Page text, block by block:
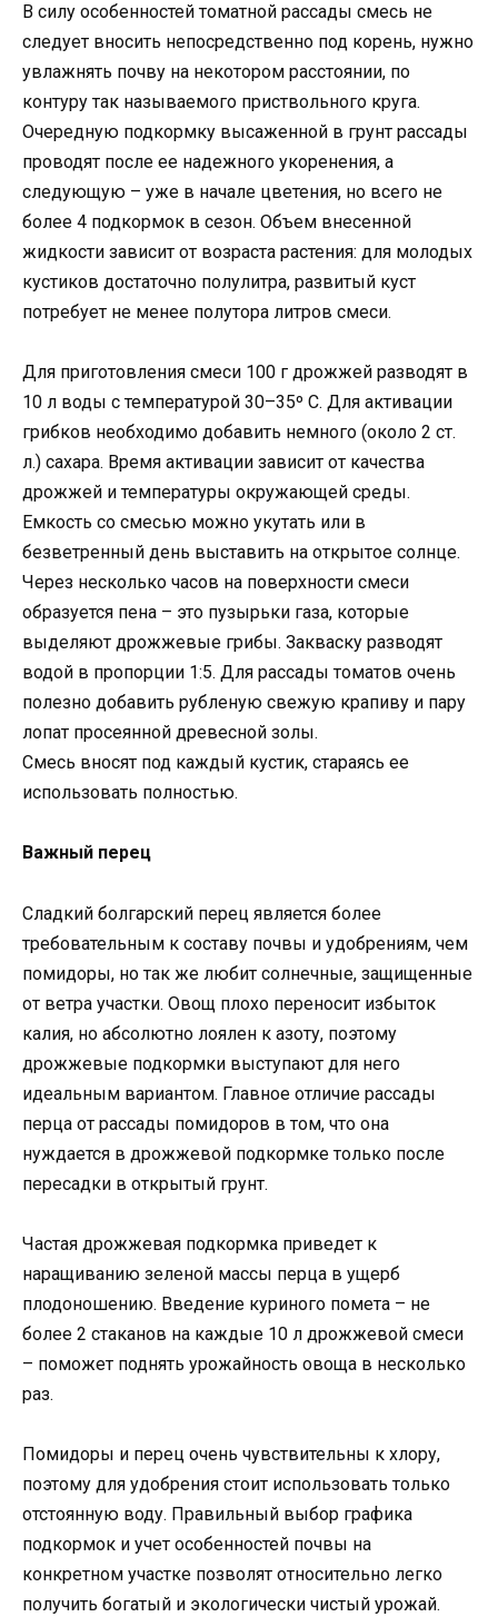
В силу особенностей томатной рассады смесь не
следует вносить непосредственно под корень, нужно
увлажнять почву на некотором расстоянии, по
контуру так называемого приствольного круга.
Очередную подкормку высаженной в грунт рассады
проводят после ее надежного укоренения, а
следующую – уже в начале цветения, но всего не
более 4 подкормок в сезон. Объем внесенной
жидкости зависит от возраста растения: для молодых
кустиков достаточно полулитра, развитый куст
потребует не менее полутора литров смеси.
Для приготовления смеси 100 г дрожжей разводят в
10 л воды с температурой 30–35º C. Для активации
грибков необходимо добавить немного (около 2 ст.
л.) сахара. Время активации зависит от качества
дрожжей и температуры окружающей среды.
Емкость со смесью можно укутать или в
безветренный день выставить на открытое солнце.
Через несколько часов на поверхности смеси
образуется пена – это пузырьки газа, которые
выделяют дрожжевые грибы. Закваску разводят
водой в пропорции 1:5. Для рассады томатов очень
полезно добавить рубленую свежую крапиву и пару
лопат просеянной древесной золы.
Смесь вносят под каждый кустик, стараясь ее
использовать полностью.
Важный перец
Сладкий болгарский перец является более
требовательным к составу почвы и удобрениям, чем
помидоры, но так же любит солнечные, защищенные
от ветра участки. Овощ плохо переносит избыток
калия, но абсолютно лоялен к азоту, поэтому
дрожжевые подкормки выступают для него
идеальным вариантом. Главное отличие рассады
перца от рассады помидоров в том, что она
нуждается в дрожжевой подкормке только после
пересадки в открытый грунт.
Частая дрожжевая подкормка приведет к
наращиванию зеленой массы перца в ущерб
плодоношению. Введение куриного помета – не
более 2 стаканов на каждые 10 л дрожжевой смеси
– поможет поднять урожайность овоща в несколько
раз.
Помидоры и перец очень чувствительны к хлору,
поэтому для удобрения стоит использовать только
отстоянную воду. Правильный выбор графика
подкормок и учет особенностей почвы на
конкретном участке позволят относительно легко
получить богатый и экологически чистый урожай.